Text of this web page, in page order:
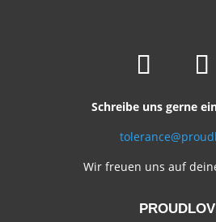
Schreibe uns gerne
Wir freuen uns auf